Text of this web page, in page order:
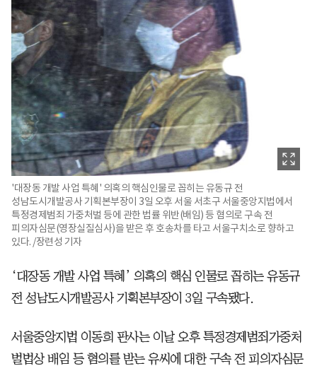
'대장동 개발 사업 특혜' 의혹의 핵심인물로 꼽히는 유동규 전
성남도시개발공사 기획본부장이 3일 오후 서울 서초구 서울중앙지법에서
특정경제범죄 가중처벌 등에 관한 법률 위반(배임) 등 혐의로 구속 전
피의자심문(영장실질심사)을 받은 후 호송차를 타고 서울구치소로 향하고
있다. /장련성 기자
‘대장동 개발 사업 특혜’ 의혹의 핵심 인물로 꼽히는 유동규
전 성남도시개발공사 기획본부장이 3일 구속됐다.
서울중앙지법 이동희 판사는 이날 오후 특정경제범죄가중처
벌법상 배임 등 혐의를 받는 유씨에 대한 구속 전 피의자심문